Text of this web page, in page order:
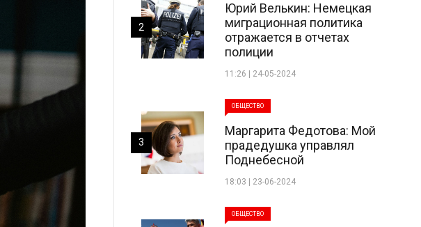
Юрий Велькин: Немецкая
миграционная политика
отражается в отчетах
полиции
11:26 | 24-05-2024
2
ОБЩЕСТВО
Маргарита Федотова: Мой
прадедушка управлял
Поднебесной
18:03 | 23-06-2024
3
ОБЩЕСТВО